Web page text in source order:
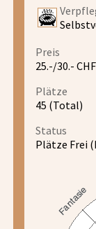
Preis
25.-/30.- CHF
Plätze
45 (Total)
Status
Plätze Frei